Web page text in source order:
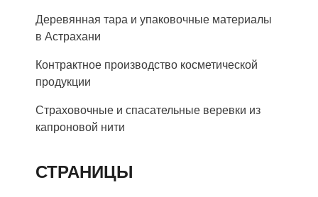
Деревянная тара и упаковочные материалы
в Астрахани
Контрактное производство косметической
продукции
Страховочные и спасательные веревки из
капроновой нити
СТРАНИЦЫ